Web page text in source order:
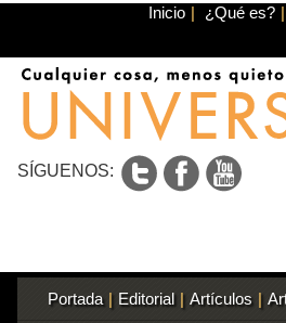
Inicio | ¿Qué es? |
SÍGUENOS:
Portada | Editorial | Artículos |